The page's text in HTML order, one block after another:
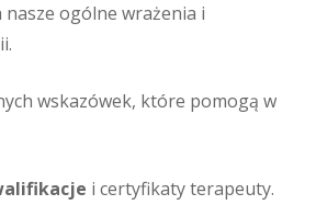
nasze ogólne wrażenia i
wskazówek, które pomogą w
i certyfikaty terapeuty.